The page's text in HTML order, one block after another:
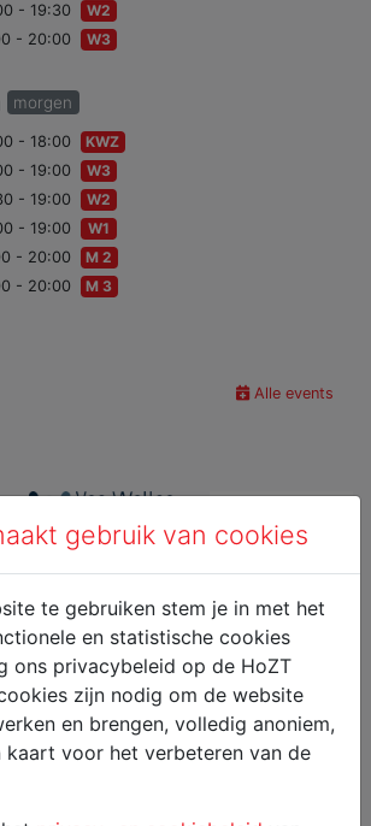
- 19:30
W2
- 20:00
W3
morgen
- 18:00
KWZ
- 19:00
W3
- 19:00
W2
- 19:00
W1
- 20:00
M 2
- 20:00
M 3
Alle events
gebruik van cookies
te gebruiken stem je in met het
en statistische cookies
ons privacybeleid op de HoZT
zijn nodig om de website
en brengen, volledig anoniem,
kaart voor het verbeteren van de